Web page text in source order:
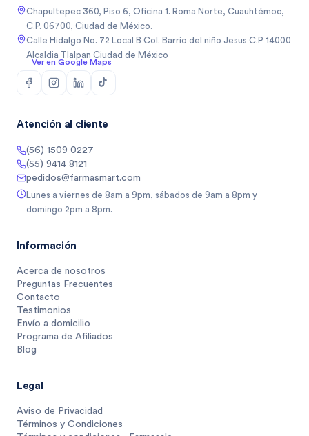
Chapultepec 360, Piso 6, Oficina 1. Roma Norte, Cuauhtémoc,
C.P. 06700, Ciudad de México.
Calle Hidalgo No. 72 Local B Col. Barrio del niño Jesus C.P 14000
Alcaldia Tlalpan Ciudad de México
Ver en Google Maps
Atención al cliente
(56) 1509 0227
(55) 9414 8121
pedidos@farmasmart.com
Lunes a viernes de 8am a 9pm, sábados de 9am a 8pm y
domingo 2pm a 8pm.
Información
Acerca de nosotros
Preguntas Frecuentes
Contacto
Testimonios
Envío a domicilio
Programa de Afiliados
Blog
Legal
Aviso de Privacidad
Términos y Condiciones